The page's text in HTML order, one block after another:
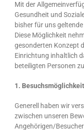
Mit der
Gesundheit und
bisher für uns
Diese Möglichkeit
gesonderten Konzept
Einrichtung inhaltlich
beteiligten Personen
1.
Generell haben wir
zwischen unseren
Angehörigen/